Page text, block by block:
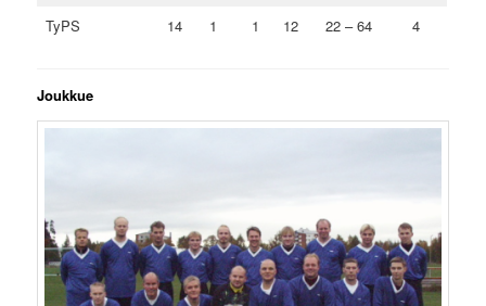
TyPS
14 1 1 12 22 – 64 4
Joukkue